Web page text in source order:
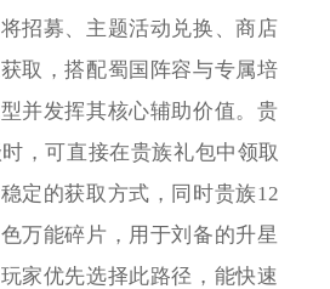
招募、主题活动兑换、商店
取，搭配蜀国阵容与专属培
并发挥其核心辅助价值。贵
，可直接在贵族礼包中领取
定的获取方式，同时贵族12
万能碎片，用于刘备的升星
家优先选择此路径，能快速